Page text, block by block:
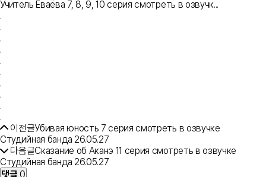
Учитель Ёваёва 7, 8, 9, 10 серия смотреть в озвучк...
.
.
.
.
.
.
.
.
.
.
이전글Убивая юность 7 серия смотреть в озвучке
Студийная банда 26.05.27
다음글Сказание об Аканэ 11 серия смотреть в озвучке
Студийная банда 26.05.27
댓글 0